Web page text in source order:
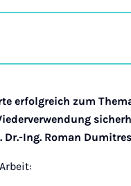
erfolgreich zum
Ing. Roman